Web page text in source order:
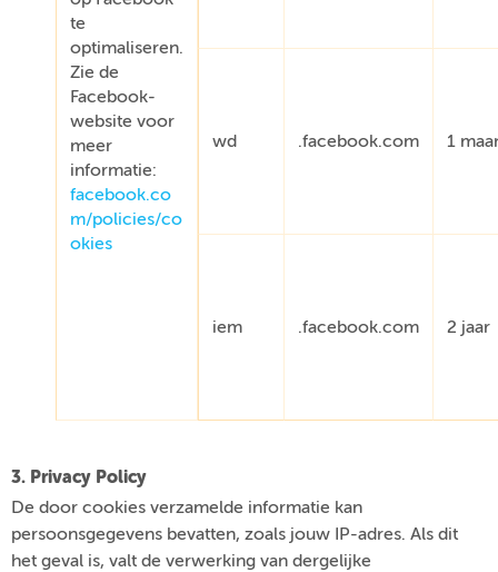
te
optimaliseren.
Zie de
Facebook-
website voor
meer
informatie:
facebook.co
m/policies/co
okies
wd .facebook.com 1
iem .facebook.com 2 jaar
3. Privacy Policy
De door cookies verzamelde informatie kan
persoonsgegevens bevatten, zoals jouw IP-adres. Als dit
het geval is, valt de verwerking van dergelijke